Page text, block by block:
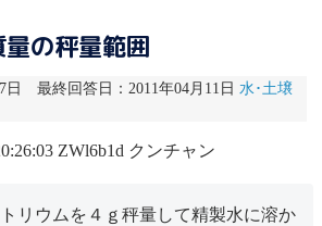
の秤量範囲
日 最終回答日：2011年04月11日 水･土壌
ZWl6b1d クンチャン
リウムを４ｇ秤量して精製水に溶か